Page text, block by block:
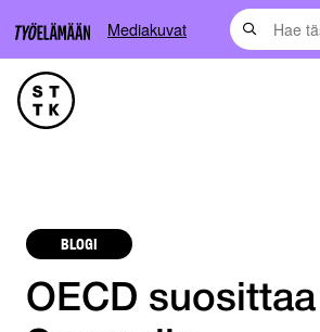
Mediakuvat
BLOGI
OECD suosittaa